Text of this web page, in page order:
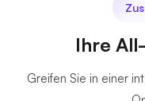
Ihre
Greifen Sie in einer